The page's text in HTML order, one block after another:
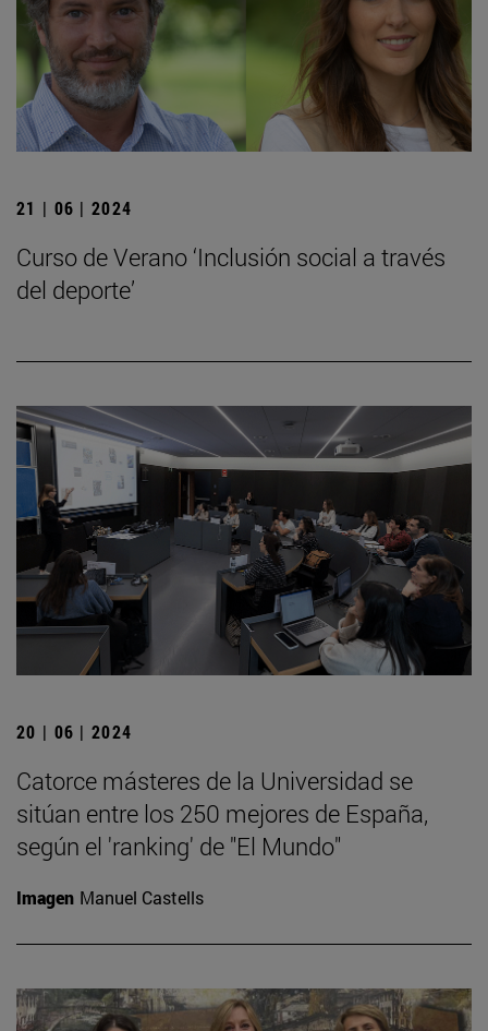
21 | 06 | 2024
Curso de Verano ‘Inclusión social a través
del deporte’
20 | 06 | 2024
Catorce másteres de la Universidad se
sitúan entre los 250 mejores de España,
según el 'ranking' de "El Mundo"
Imagen Manuel Castells